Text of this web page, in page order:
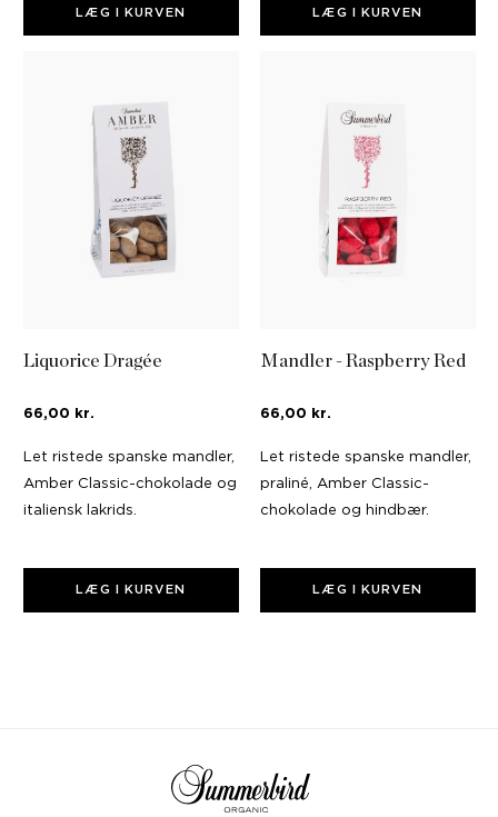
LÆG I KURVEN LÆG I KURVEN
Liquorice Dragée
66,00 kr.
Let ristede spanske mandler,
Amber Classic-chokolade og
italiensk lakrids.
LÆG I KURVEN
Mandler - Raspberry Red
66,00 kr.
Let ristede spanske mandler,
praliné, Amber Classic-
chokolade og hindbær.
LÆG I KURVEN